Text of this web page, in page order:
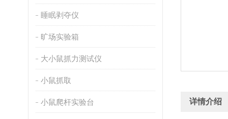
睡眠剥夺仪
旷场实验箱
大小鼠抓力测试仪
小鼠抓取
小鼠爬杆实验台 详情介绍